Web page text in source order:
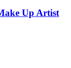
Up Artist